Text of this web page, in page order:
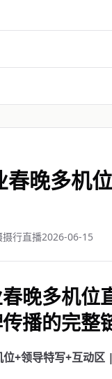
春晚多机
摄行直播2026-06-15
晚多机位
播的完整
+领导特写+互动区